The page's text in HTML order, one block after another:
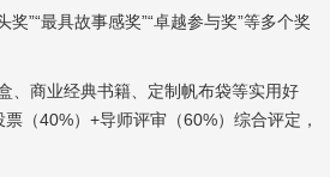
奖”“最具故事感奖”“卓越参与奖”等多个奖
、商业经典书籍、定制帆布袋等实用好
（40%）+导师评审（60%）综合评定，